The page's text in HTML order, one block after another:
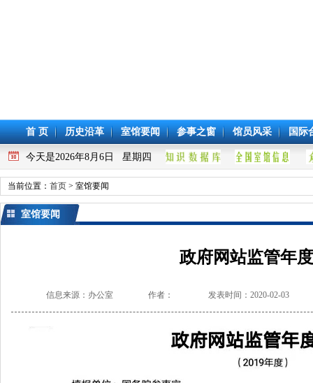
首 页 历史沿革 室馆要闻 参事之窗 馆员风采 国际
今天是2026年8月6日 星期四
当前位置： 首页 > 室馆要闻
室馆要闻
政府网站监管年
信息来源：办公室 作者： 发表时间：2020-02-03